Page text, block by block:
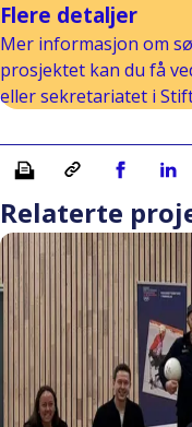
Flere detaljer
Mer informasjon om
prosjektet kan du få
eller sekretariatet i
Skriv ut Kopiera länk
Del på Del
Relaterte